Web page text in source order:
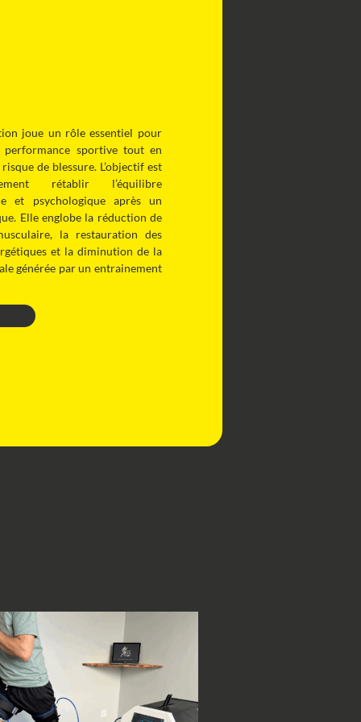
joue un rôle essentiel pour
sportive tout en
de blessure. L’objectif est
rétablir l’équilibre
et psychologique après un
Elle englobe la réduction de
la restauration des
et la diminution de la
générée par un entrainement